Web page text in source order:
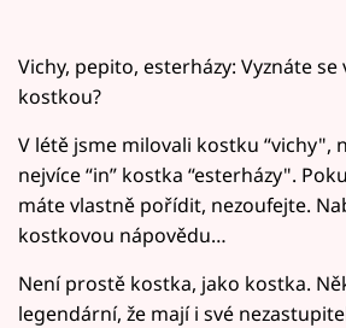
Vichy, pepito, esterházy: Vyznáte se
kostkou?
V létě jsme milovali kostku “vichy",
nejvíce “in” kostka “esterházy".
máte vlastně pořídit, nezoufejte.
kostkovou nápovědu…
Není prostě kostka, jako kostka.
legendární, že mají i své